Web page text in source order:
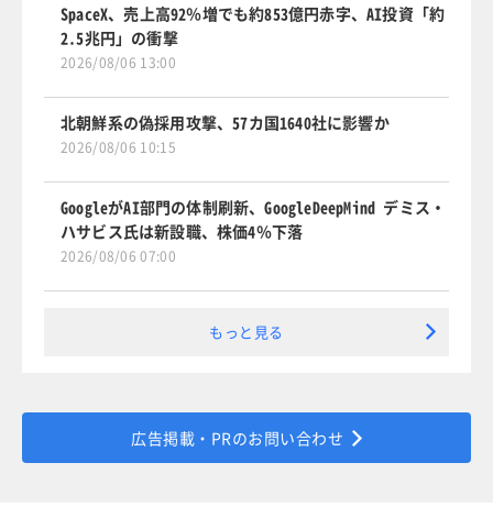
SpaceX、売上高92％増でも約853億円赤字、AI投資「約
2.5兆円」の衝撃
2026/08/06 13:00
北朝鮮系の偽採用攻撃、57カ国1640社に影響か
2026/08/06 10:15
GoogleがAI部門の体制刷新、GoogleDeepMind デミス・
ハサビス氏は新設職、株価4％下落
2026/08/06 07:00
もっと見る
広告掲載・PRのお問い合わせ